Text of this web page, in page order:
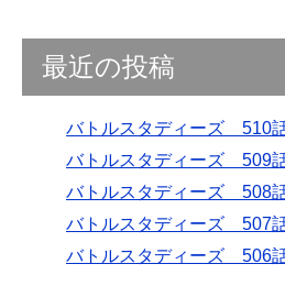
最近の投稿
バトルスタディーズ 510
バトルスタディーズ 509
バトルスタディーズ 508
バトルスタディーズ 507
バトルスタディーズ 506